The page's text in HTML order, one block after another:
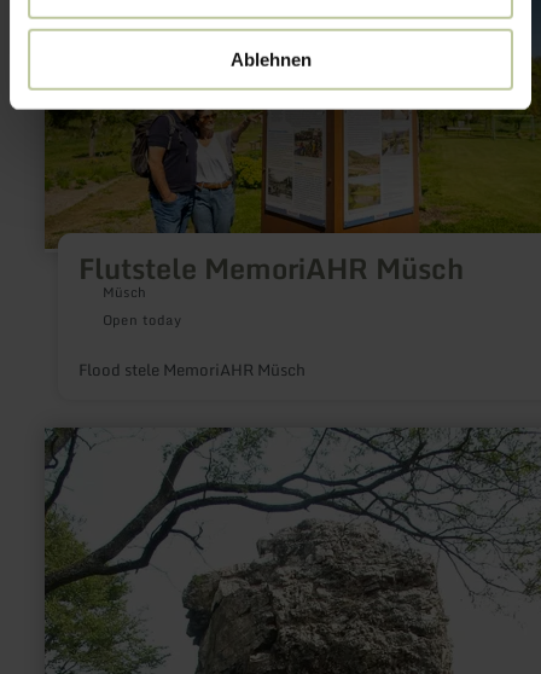
Ablehnen
Flutstele MemoriAHR Müsch
Müsch
Open today
Flood stele MemoriAHR Müsch
learn
more
about:
Teufelsley